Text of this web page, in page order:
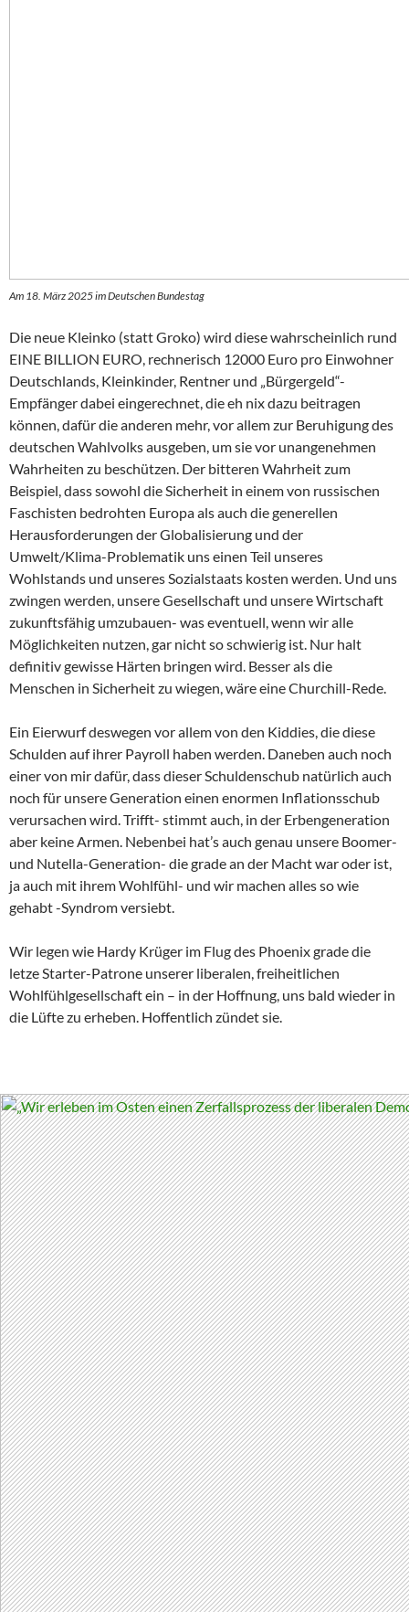
Am 18. März 2025 im Deutschen Bundestag
Die neue Kleinko (statt Groko) wird diese wahrscheinlich rund
EINE BILLION EURO, rechnerisch 12000 Euro pro Einwohner
Deutschlands, Kleinkinder, Rentner und „Bürgergeld“-
Empfänger dabei eingerechnet, die eh nix dazu beitragen
können, dafür die anderen mehr, vor allem zur Beruhigung des
deutschen Wahlvolks ausgeben, um sie vor unangenehmen
Wahrheiten zu beschützen. Der bitteren Wahrheit zum
Beispiel, dass sowohl die Sicherheit in einem von russischen
Faschisten bedrohten Europa als auch die generellen
Herausforderungen der Globalisierung und der
Umwelt/Klima-Problematik uns einen Teil unseres
Wohlstands und unseres Sozialstaats kosten werden. Und uns
zwingen werden, unsere Gesellschaft und unsere Wirtschaft
zukunftsfähig umzubauen- was eventuell, wenn wir alle
Möglichkeiten nutzen, gar nicht so schwierig ist. Nur halt
definitiv gewisse Härten bringen wird. Besser als die
Menschen in Sicherheit zu wiegen, wäre eine Churchill-Rede.
Ein Eierwurf deswegen vor allem von den Kiddies, die diese
Schulden auf ihrer Payroll haben werden. Daneben auch noch
einer von mir dafür, dass dieser Schuldenschub natürlich auch
noch für unsere Generation einen enormen Inflationsschub
verursachen wird. Trifft- stimmt auch, in der Erbengeneration
aber keine Armen. Nebenbei hat’s auch genau unsere Boomer-
und Nutella-Generation- die grade an der Macht war oder ist,
ja auch mit ihrem Wohlfühl- und wir machen alles so wie
gehabt -Syndrom versiebt.
Wir legen wie Hardy Krüger im Flug des Phoenix grade die
letze Starter-Patrone unserer liberalen, freiheitlichen
Wohlfühlgesellschaft ein – in der Hoffnung, uns bald wieder in
die Lüfte zu erheben. Hoffentlich zündet sie.